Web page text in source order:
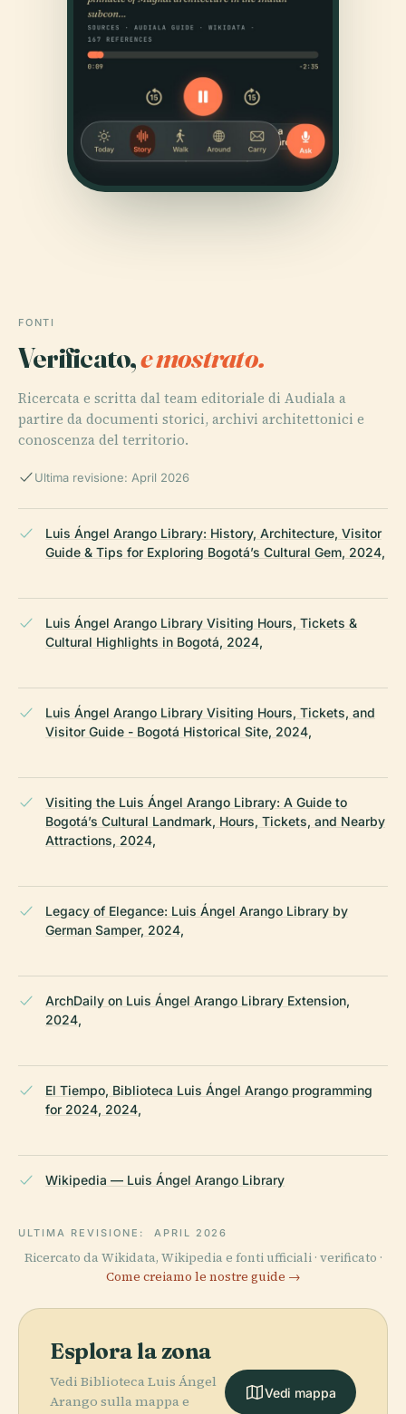
FONTI
Verificato,e mostrato.
Ricercata e scritta dal team editoriale di Audiala a
partire da documenti storici, archivi architettonici e
conoscenza del territorio.
Ultima revisione: April 2026
Luis Ángel Arango Library: History, Architecture, Visitor
Guide & Tips for Exploring Bogotá’s Cultural Gem, 2024,
Luis Ángel Arango Library Visiting Hours, Tickets &
Cultural Highlights in Bogotá, 2024,
Luis Ángel Arango Library Visiting Hours, Tickets, and
Visitor Guide - Bogotá Historical Site, 2024,
Visiting the Luis Ángel Arango Library: A Guide to
Bogotá’s Cultural Landmark, Hours, Tickets, and Nearby
Attractions, 2024,
Legacy of Elegance: Luis Ángel Arango Library by
German Samper, 2024,
ArchDaily on Luis Ángel Arango Library Extension,
2024,
El Tiempo, Biblioteca Luis Ángel Arango programming
for 2024, 2024,
Wikipedia — Luis Ángel Arango Library
ULTIMA REVISIONE: APRIL 2026
Ricercato da Wikidata, Wikipedia e fonti ufficiali · verificato ·
Come creiamo le nostre guide →
Esplora la zona
Vedi Biblioteca Luis Ángel
Arango sulla mappa e
Vedi mappa